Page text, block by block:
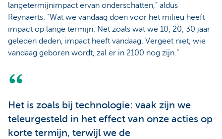
langetermijnimpact ervan onderschatten,” aldus
Reynaerts. “Wat we vandaag doen voor het milieu heeft
impact op lange termijn. Net zoals wat we 10, 20, 30 jaar
geleden deden, impact heeft vandaag. Vergeet niet, wie
vandaag geboren wordt, zal er in 2100 nog zijn.”
Het is zoals bij technologie: vaak zijn we
teleurgesteld in het effect van onze acties op
korte termijn, terwijl we de